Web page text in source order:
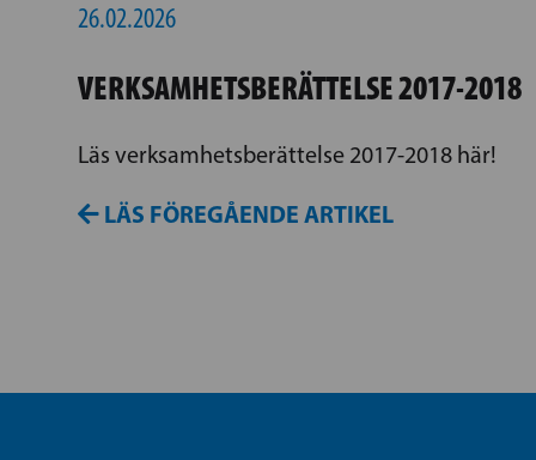
26.02.2026
VERKSAMHETSBERÄTTELSE 2017-2018
Läs verksamhetsberättelse 2017-2018 här!
LÄS FÖREGÅENDE ARTIKEL